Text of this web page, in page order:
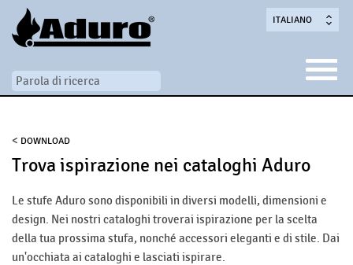
ITALIANO
< DOWNLOAD
Trova ispirazione nei cataloghi Aduro
Le stufe Aduro sono disponibili in diversi modelli, dimensioni e
design. Nei nostri cataloghi troverai ispirazione per la scelta
della tua prossima stufa, nonché accessori eleganti e di stile. Dai
un'occhiata ai cataloghi e lasciati ispirare.